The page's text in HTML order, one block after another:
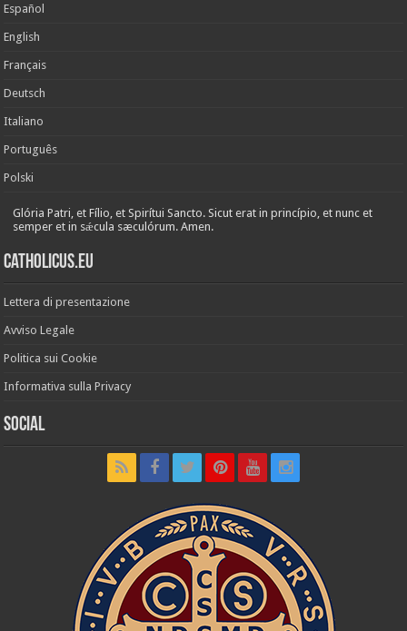
Español
English
Français
Deutsch
Italiano
Português
Polski
Glória Patri, et Fílio, et Spirítui Sancto. Sicut erat in princípio, et nunc et
semper et in sǽcula sæculórum. Amen.
Catholicus.eu
Lettera di presentazione
Avviso Legale
Politica sui Cookie
Informativa sulla Privacy
Social